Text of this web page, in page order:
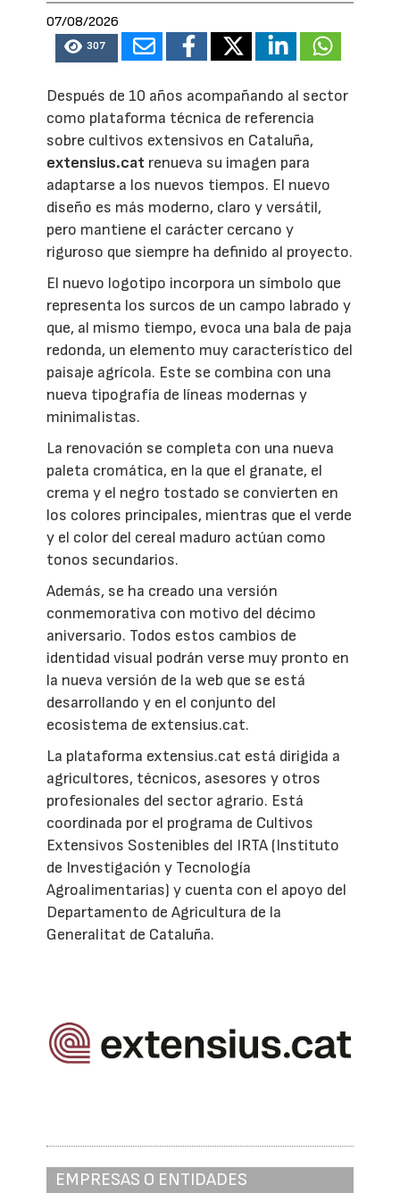
07/08/2026
307
Después de 10 años acompañando al sector
como plataforma técnica de referencia
sobre cultivos extensivos en Cataluña,
extensius.cat renueva su imagen para
adaptarse a los nuevos tiempos. El nuevo
diseño es más moderno, claro y versátil,
pero mantiene el carácter cercano y
riguroso que siempre ha definido al proyecto.
El nuevo logotipo incorpora un símbolo que
representa los surcos de un campo labrado y
que, al mismo tiempo, evoca una bala de paja
redonda, un elemento muy característico del
paisaje agrícola. Este se combina con una
nueva tipografía de líneas modernas y
minimalistas.
La renovación se completa con una nueva
paleta cromática, en la que el granate, el
crema y el negro tostado se convierten en
los colores principales, mientras que el verde
y el color del cereal maduro actúan como
tonos secundarios.
Además, se ha creado una versión
conmemorativa con motivo del décimo
aniversario. Todos estos cambios de
identidad visual podrán verse muy pronto en
la nueva versión de la web que se está
desarrollando y en el conjunto del
ecosistema de extensius.cat.
La plataforma extensius.cat está dirigida a
agricultores, técnicos, asesores y otros
profesionales del sector agrario. Está
coordinada por el programa de Cultivos
Extensivos Sostenibles del IRTA (Instituto
de Investigación y Tecnología
Agroalimentarias) y cuenta con el apoyo del
Departamento de Agricultura de la
Generalitat de Cataluña.
EMPRESAS O ENTIDADES